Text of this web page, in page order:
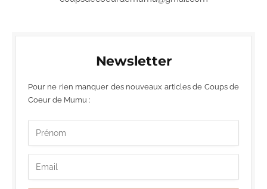
Newsletter
Pour ne rien manquer des nouveaux articles de Coups de
Coeur de Mumu :